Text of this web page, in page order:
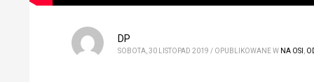
DP
SOBOTA, 30 LISTOPAD 2019 / OPUBLIKOWANE W NA OSI